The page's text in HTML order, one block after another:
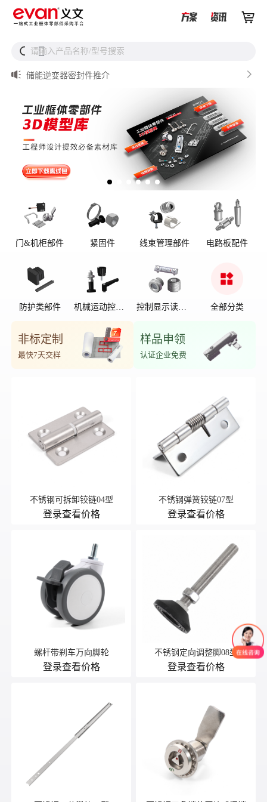

 
请输入产品名称/型号搜索
从液冷接头到松不脱螺钉，义文一站式服务器液冷零部件
解决方案
储能逆变器密封件推介 
UQD vs UQDB怎么选？数据中心液冷接头选型（含OCP标
准对比）
门&机柜部件 紧固件 线束管理部件 电路板配件
防护类部件
机械运动控制
控制显示读数
全部分类
非标定制
最快7天交样
样品申领
认证企业免费
不锈钢可拆卸铰链04型
登录查看价格
不锈钢弹簧铰链07型
登录查看价格
螺杆带刹车万向脚轮
登录查看价格
不锈钢定向调整脚08型
登录查看价格